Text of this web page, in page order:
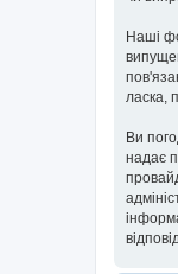
Наші
ласка,
Ви
надає